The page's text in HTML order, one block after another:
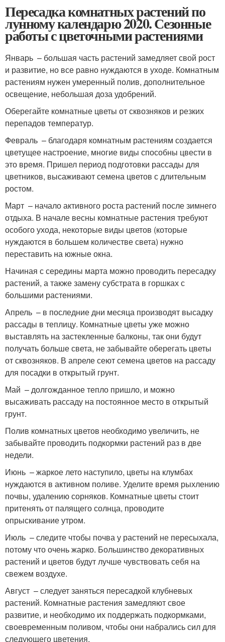
Пересадка комнатных растений по
лунному календарю 2020. Сезонные
работы с цветочными растениями
Январь – большая часть растений замедляет свой рост
и развитие, но все равно нуждаются в уходе. Комнатным
растениям нужен умеренный полив, дополнительное
освещение, небольшая доза удобрений.
Оберегайте комнатные цветы от сквозняков и резких
перепадов температур.
Февраль – благодаря комнатным растениям создается
цветущее настроение, многие виды способны цвести в
это время. Пришел период подготовки рассады для
цветников, высаживают семена цветов с длительным
ростом.
Март – начало активного роста растений после зимнего
отдыха. В начале весны комнатные растения требуют
особого ухода, некоторые виды цветов (которые
нуждаются в большем количестве света) нужно
переставить на южные окна.
Начиная с середины марта можно проводить пересадку
растений, а также замену субстрата в горшках с
большими растениями.
Апрель – в последние дни месяца производят высадку
рассады в теплицу. Комнатные цветы уже можно
выставлять на застекленные балконы, так они будут
получать больше света, не забывайте оберегать цветы
от сквозняков. В апреле сеют семена цветов на рассаду
для посадки в открытый грунт.
Май – долгожданное тепло пришло, и можно
высаживать рассаду на постоянное место в открытый
грунт.
Полив комнатных цветов необходимо увеличить, не
забывайте проводить подкормки растений раз в две
недели.
Июнь – жаркое лето наступило, цветы на клумбах
нуждаются в активном поливе. Уделите время рыхлению
почвы, удалению сорняков. Комнатные цветы стоит
притенять от палящего солнца, проводите
опрыскивание утром.
Июль – следите чтобы почва у растений не пересыхала,
потому что очень жарко. Большинство декоративных
растений и цветов будут лучше чувствовать себя на
свежем воздухе.
Август – следует заняться пересадкой клубневых
растений. Комнатные растения замедляют свое
развитие, и необходимо их поддержать подкормками,
своевременным поливом, чтобы они набрались сил для
следующего цветения.